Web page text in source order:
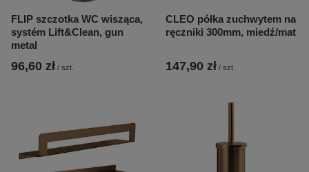
FLIP szczotka WC wisząca,
systém Lift&Clean, gun
metal
96,60 zł / szt.
CLEO półka zuchwytem na
ręczniki 300mm, miedź/mat
147,90 zł / szt.